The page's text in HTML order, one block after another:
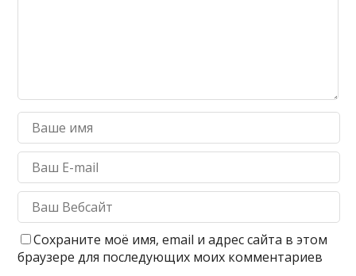
Сохраните моё имя, email и адрес сайта в этом
браузере для последующих моих комментариев